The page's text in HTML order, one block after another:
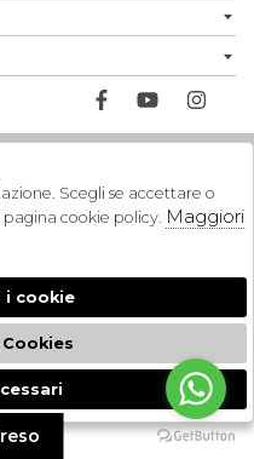
Scegli se accettare o
cookie policy. Maggiori
i cookie